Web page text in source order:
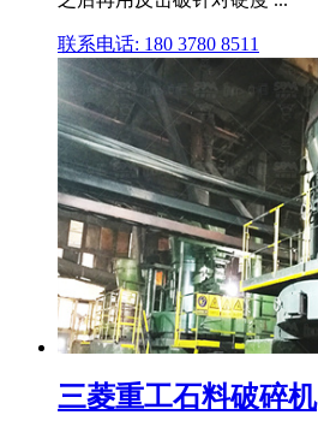
联系电话: 180 3780 8511
三菱重工石料破碎机